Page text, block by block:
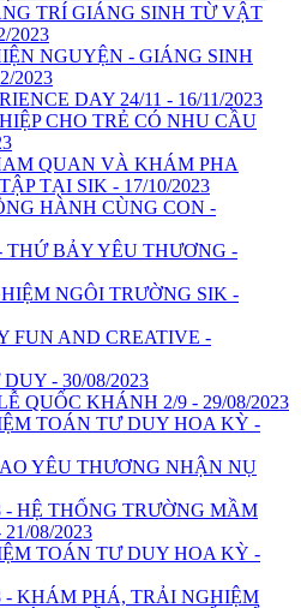
TRÍ GIÁNG SINH TỪ VẬT
2023
NGUYỆN - GIÁNG SINH
2023
DAY 24/11 - 16/11/2023
CHO TRẺ CÓ NHU CẦU
QUAN VÀ KHÁM PHA
TẠI SIK - 17/10/2023
HÀNH CÙNG CON -
THỨ BẢY YÊU THƯƠNG -
NGÔI TRƯỜNG SIK -
FUN AND CREATIVE -
- 30/08/2023
QUỐC KHÁNH 2/9 - 29/08/2023
TOÁN TƯ DUY HOA KỲ -
YÊU THƯƠNG NHẬN NỤ
- HỆ THỐNG TRƯỜNG MẦM
08/2023
TOÁN TƯ DUY HOA KỲ -
- KHÁM PHÁ, TRẢI NGHIỆM